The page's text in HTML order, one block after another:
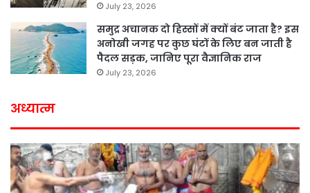
July 23, 2026
समुद्र अचानक दो हिस्सों में क्यों बंट जाता है? इस
अनोखी जगह पर कुछ घंटों के लिए बन जाती है
पैदल सड़क, जानिए पूरा वैज्ञानिक राज
July 23, 2026
अध्यात्म